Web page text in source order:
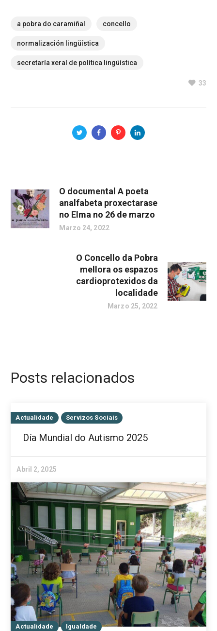
a pobra do caramiñal concello
normalización lingüística
secretaría xeral de política lingüística
33
O documental A poeta
analfabeta proxectarase
no Elma no 26 de marzo
Marzo 24, 2022
O Concello da Pobra
mellora os espazos
cardioprotexidos da
localidade
Marzo 25, 2022
Posts relacionados
Actualidade Servizos Sociais
Día Mundial do Autismo 2025
Abril 2, 2025
Actualidade Igualdade